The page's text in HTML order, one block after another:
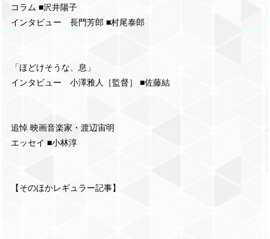
コラム ■沢井陽子
インタビュー 長門芳郎 ■村尾泰郎
「ほどけそうな、息」
インタビュー 小澤雅人［監督］ ■佐藤結
追悼 映画音楽家・渡辺宙明
エッセイ ■小林淳
【そのほかレギュラー記事】